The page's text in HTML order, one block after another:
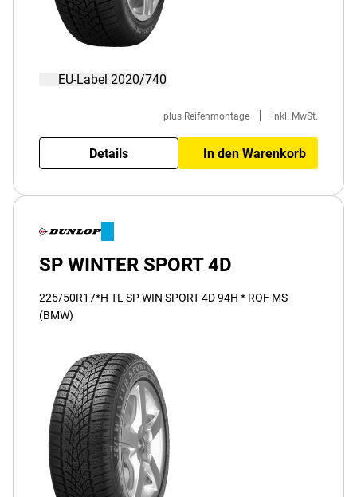
EU-Label 2020/740
plus Reifenmontage inkl. MwSt.
Details In den Warenkorb
SP WINTER SPORT 4D
225/50R17*H TL SP WIN SPORT 4D 94H * ROF MS
(BMW)